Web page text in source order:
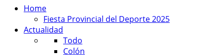
Home
Fiesta Provincial del Deporte 2025
Actualidad
Todo
Colón